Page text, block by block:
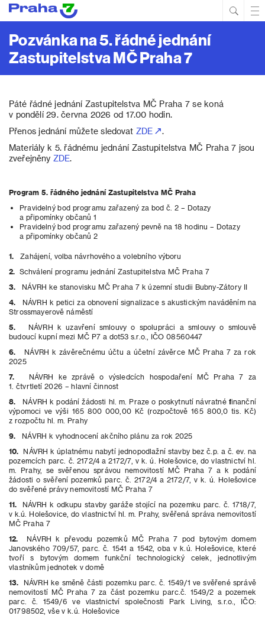
Pozvánka na 5. řádné jednání
Zastupitelstva MČ Praha 7
Páté řádné jednání Zastupitelstva MČ Praha 7 se koná
v pondělí 29. června 2026 od 17.00 hodin.
Přenos jednání můžete sledovatZDE
.
Materiály k 5. řádnému jednání Zastupitelstva MČ Praha 7 jsou
zveřejněny ZDE.
Program 5. řádného jednání Zastupitelstva MČ Praha
Pravidelný bod programu zařazený za bod č. 2 – Dotazy
a připomínky občanů 1
Pravidelný bod programu zařazený pevně na 18 hodinu – Dotazy
a připomínky občanů 2
1. Zahájení, volba návrhového a volebního výboru
2. Schválení programu jednání Zastupitelstva MČ Praha 7
3.
NÁVRH ke stanovisku MČ Praha 7 k územní studii Bubny-Zátory II
4. NÁVRH k petici za obnovení signalizace s akustickým naváděním na
Strossmayerově náměstí
5. NÁVRH k uzavření smlouvy o spolupráci a smlouvy o smlouvě
budoucí kupní mezi MČ P7 a dot53 s.r.o., IČO 08560447
6.
NÁVRH k závěrečnému účtu a účetní závěrce MČ Praha 7 za rok
2025
7. NÁVRH ke zprávě o výsledcích hospodaření MČ Praha 7 za
1. čtvrtletí 2026 – hlavní činnost
8.
NÁVRH k podání žádosti hl. m. Praze o poskytnutí návratné finanční
výpomoci ve výši 165 800 000,00 Kč (rozpočtově 165 800,0 tis. Kč)
z rozpočtu hl. m. Prahy
9.
NÁVRH k vyhodnocení akčního plánu za rok 2025
10.
NÁVRH k úplatnému nabytí jednopodlažní stavby bez č.p. a č. ev. na
pozemcích parc. č. 2172/4 a 2172/7, v k. ú. Holešovice, do vlastnictví hl.
m. Prahy, se svěřenou správou nemovitostí MČ Praha 7 a k podání
žádosti o svěření pozemků parc. č. 2172/4 a 2172/7, v k. ú. Holešovice
do svěřené právy nemovitostí MČ Praha 7
11. NÁVRH k odkupu stavby garáže stojící na pozemku parc. č. 1718/7,
v k.ú. Holešovice, do vlastnictví hl. m. Prahy, svěřená správa nemovitostí
MČ Praha 7
12.
NÁVRH k převodu pozemků MČ Praha 7 pod bytovým domem
Janovského 709/57, parc. č. 1541 a 1542, oba v k.ú. Holešovice, které
tvoří s bytovým domem funkční technologický celek, jednotlivým
vlastníkům jednotek v domě
13.
NÁVRH ke směně části pozemku parc. č. 1549/1 ve svěřené správě
nemovitostí MČ Praha 7 za část pozemku parc.č. 1549/2 a pozemek
parc. č. 1549/6 ve vlastnictví společnosti Park Living, s.r.o., IČO:
01798502, vše v k.ú. Holešovice